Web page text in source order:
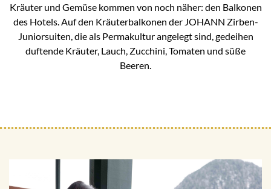
Kräuter und Gemüse kommen von noch näher: den Balkonen
des Hotels. Auf den Kräuterbalkonen der JOHANN Zirben-
Juniorsuiten, die als Permakultur angelegt sind, gedeihen
duftende Kräuter, Lauch, Zucchini, Tomaten und süße
Beeren.